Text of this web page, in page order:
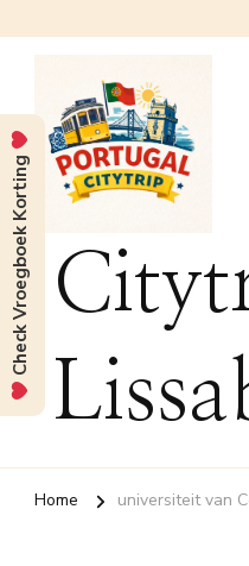
Home universiteit van
Check Vroegboek Korting